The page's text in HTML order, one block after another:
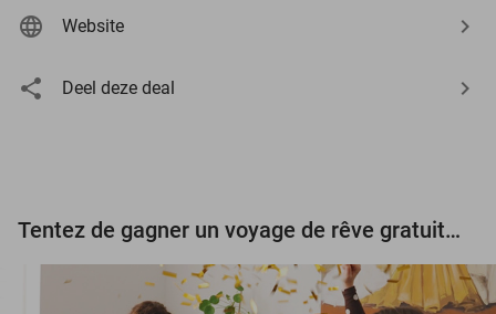
Website
Deel deze deal
Tentez de gagner un voyage de rêve gratuit d'une valeur de 3.000 € !